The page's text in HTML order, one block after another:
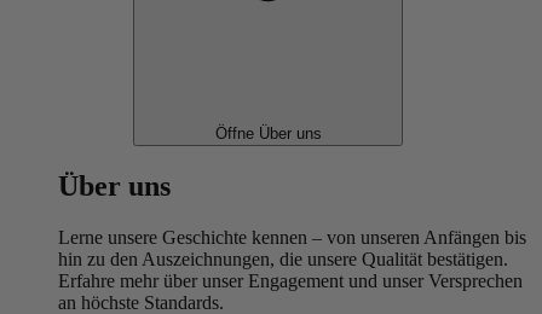
Öffne Über uns
Über uns
Lerne unsere Geschichte kennen – von unseren Anfängen bis
hin zu den Auszeichnungen, die unsere Qualität bestätigen.
Erfahre mehr über unser Engagement und unser Versprechen
an höchste Standards.